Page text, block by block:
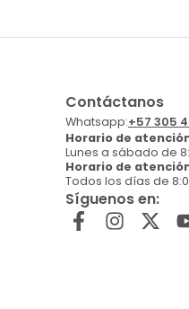
Contáctanos
Whatsapp:+57 305
Horario de
Lunes a sábado de
Horario de
Todos los días de
Síguenos en: